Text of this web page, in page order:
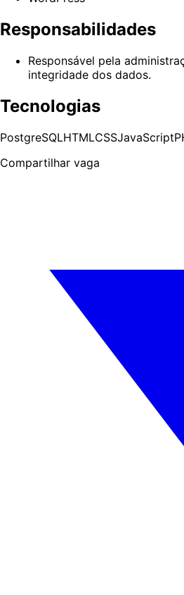
Responsabilidades
Responsável pela
integridade dos dados.
Tecnologias
PostgreSQLHTMLCSSJavaScript
Compartilhar vaga